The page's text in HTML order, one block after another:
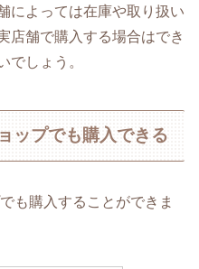
によっては在庫や取り扱い
店舗で購入する場合はでき
でしょう。
ップでも購入できる
も購入することができま